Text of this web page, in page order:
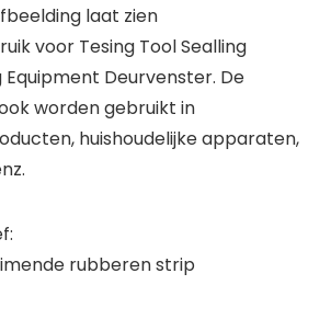
laat zien
voor Tesing Tool Sealling
Equipment Deurvenster. De
worden gebruikt in
huishoudelijke apparaten,
rubberen strip